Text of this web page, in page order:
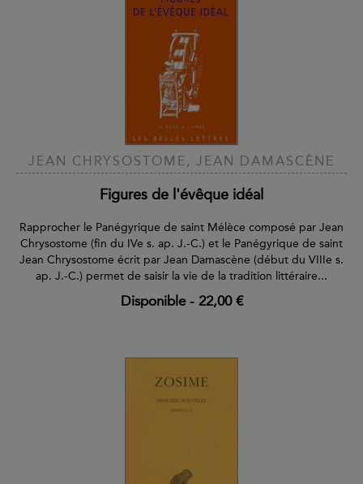
JEAN CHRYSOSTOME, JEAN DAMASCÈNE
Figures de l'évêque idéal
Rapprocher le Panégyrique de saint Mélèce composé par Jean
Chrysostome (fin du IVe s. ap. J.-C.) et le Panégyrique de saint
Jean Chrysostome écrit par Jean Damascène (début du VIIIe s.
ap. J.-C.) permet de saisir la vie de la tradition littéraire...
Disponible- 22,00 €